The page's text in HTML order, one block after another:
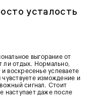
усталость
выгорание от
ли отдых. Нормально,
воскресенье успеваете
чувствуете измождение и
сигнал. Стоит
наступает даже после